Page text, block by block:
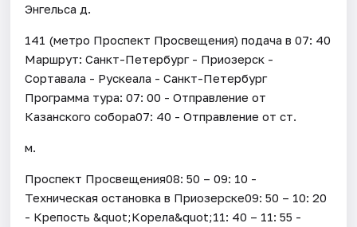
Энгельса д.
141 (метро Проспект Просвещения) подача в 07: 40
Маршрут: Санкт-Петербург - Приозерск -
Сортавала - Рускеала - Санкт-Петербург
Программа тура: 07: 00 - Отправление от
Казанского собора07: 40 - Отправление от ст.
м.
Проспект Просвещения08: 50 – 09: 10 -
Техническая остановка в Приозерске09: 50 – 10: 20
- Крепость &quot;Корела&quot;11: 40 – 11: 55 -